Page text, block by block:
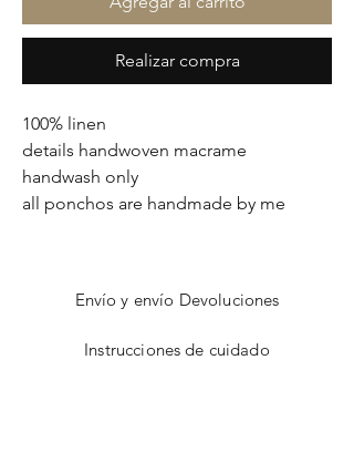
Realizar compra
100% linen
details handwoven macrame
handwash only
all ponchos are handmade by me
Envío y envío Devoluciones
Instrucciones de cuidado